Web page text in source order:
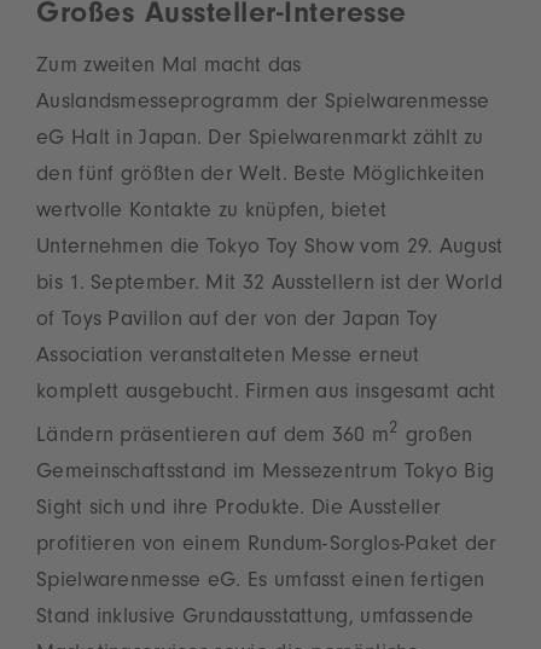
Großes Aussteller-Interesse
Zum zweiten Mal macht das
Auslandsmesseprogramm der Spielwarenmesse
eG Halt in Japan. Der Spielwarenmarkt zählt zu
den fünf größten der Welt. Beste Möglichkeiten
wertvolle Kontakte zu knüpfen, bietet
Unternehmen die Tokyo Toy Show vom 29. August
bis 1. September. Mit 32 Ausstellern ist der World
of Toys Pavillon auf der von der Japan Toy
Association veranstalteten Messe erneut
komplett ausgebucht. Firmen aus insgesamt acht
Ländern präsentieren auf dem 360 m2 großen
Gemeinschaftsstand im Messezentrum Tokyo Big
Sight sich und ihre Produkte. Die Aussteller
profitieren von einem Rundum-Sorglos-Paket der
Spielwarenmesse eG. Es umfasst einen fertigen
Stand inklusive Grundausstattung, umfassende